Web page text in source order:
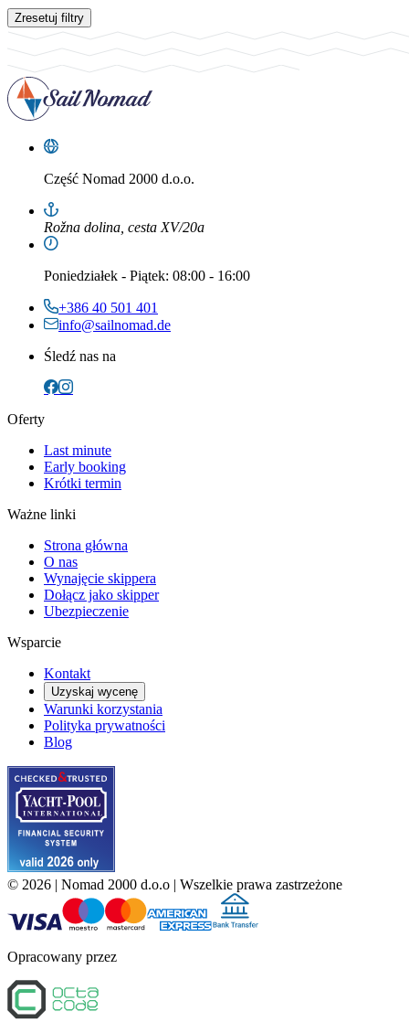
Zresetuj filtry
Część Nomad 2000 d.o.o.
Rožna dolina, cesta XV/20a
Poniedziałek - Piątek: 08:00 - 16:00
+386 40 501 401
info@sailnomad.de
Śledź nas na
Oferty
Last minute
Early booking
Krótki termin
Ważne linki
Strona główna
O nas
Wynajęcie skippera
Dołącz jako skipper
Ubezpieczenie
Wsparcie
Kontakt
Uzyskaj wycenę
Warunki korzystania
Polityka prywatności
Blog
© 2026 | Nomad 2000 d.o.o | Wszelkie prawa zastrzeżone
Opracowany przez